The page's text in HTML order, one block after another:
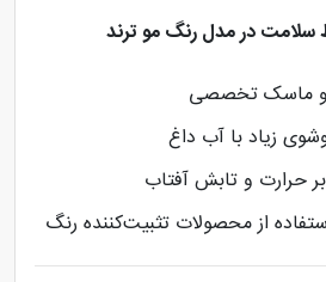
سلامت در مدل رنگ مو ترند
و ماسک تخصصی
زیاد با آب داغ
حرارت و تابش آفتاب
از محصولات تثبیت‌کننده رنگ